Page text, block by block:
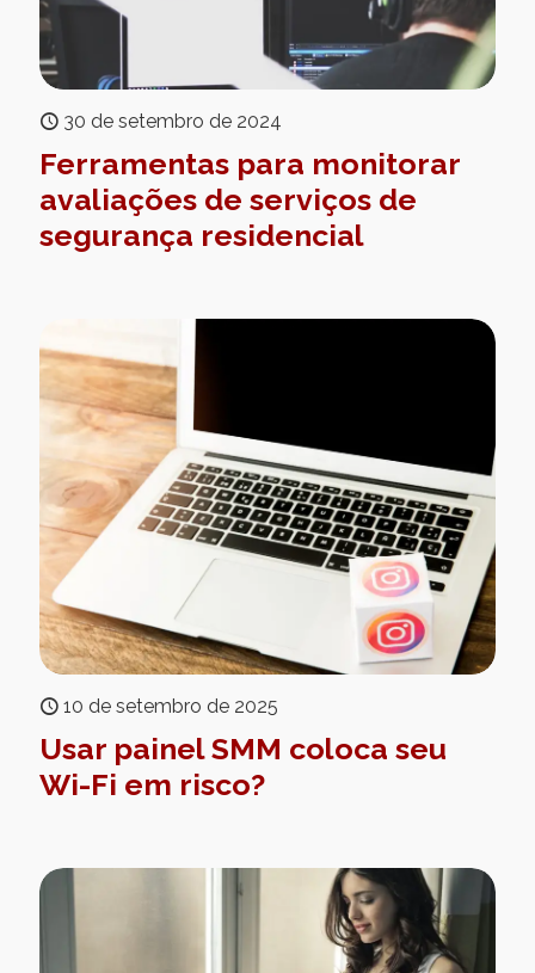
30 de setembro de 2024
Ferramentas para monitorar
avaliações de serviços de
segurança residencial
10 de setembro de 2025
Usar painel SMM coloca seu
Wi-Fi em risco?